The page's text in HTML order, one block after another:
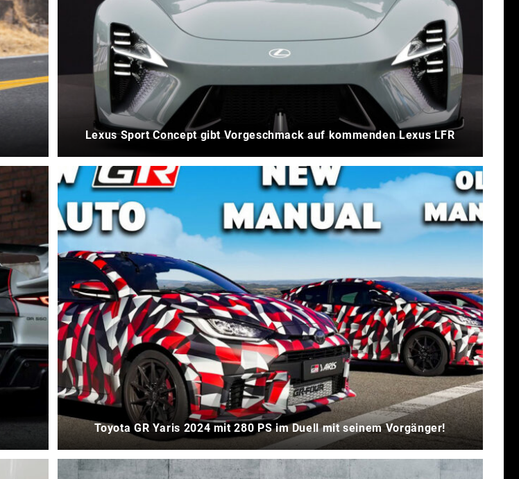
Lexus Sport Concept gibt Vorgeschmack auf kommenden Lexus LFR
Toyota GR Yaris 2024 mit 280 PS im Duell mit seinem Vorgänger!